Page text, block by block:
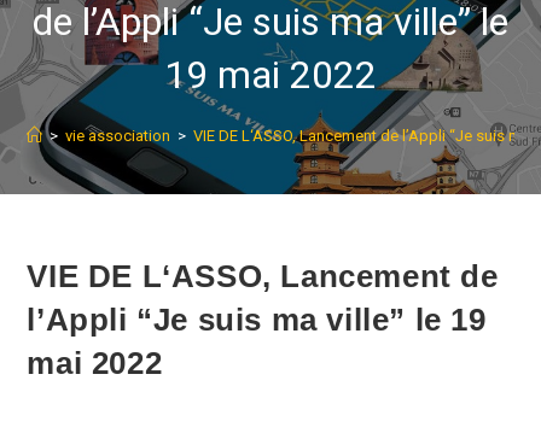
de l’Appli “Je suis ma ville” le
19 mai 2022
> vie association > VIE DE L‘ASSO, Lancement de l’Appli “Je suis ma
VIE DE L‘ASSO, Lancement de
l’Appli “Je suis ma ville” le 19
mai 2022